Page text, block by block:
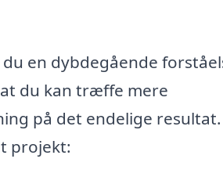
en dybdegående
du kan træffe mere
på det endelige
projekt: